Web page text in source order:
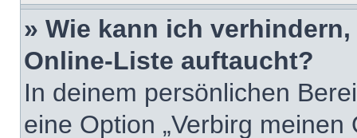
» Wie kann ich
Online-Liste auftaucht?
In deinem persönlichen
eine Option „Verbirg